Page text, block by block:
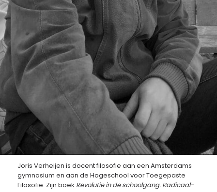
Joris Verheijen is docent filosofie aan een Amsterdams
gymnasium en aan de Hogeschool voor Toegepaste
Filosofie. Zijn boek Revolutie in de schoolgang. Radicaal-